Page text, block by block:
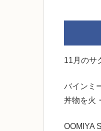
11月のサ
バインミ
丼物を火
OOMIYA